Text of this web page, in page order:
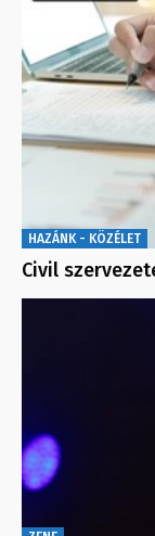
HAZÁNK - KÖZÉLET
Civil